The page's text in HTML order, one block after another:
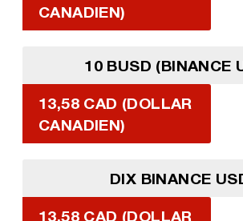
CANADIEN)
10 BUSD (BINANCE
13,58 CAD (DOLLAR
CANADIEN)
DIX BINANCE
13,58 CAD (DOLLAR